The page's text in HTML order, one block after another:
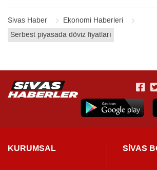
Sivas Haber
Ekonomi Haberleri
Serbest piyasada döviz fiyatları
KURUMSAL SİVAS